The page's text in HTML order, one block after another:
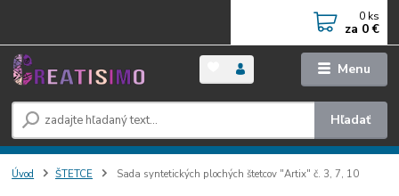
Menu
Hľadať
0 ks
za 0 €
Úvod ŠTETCE Sada syntetických plochých štetcov "Artix" č. 3, 7, 10